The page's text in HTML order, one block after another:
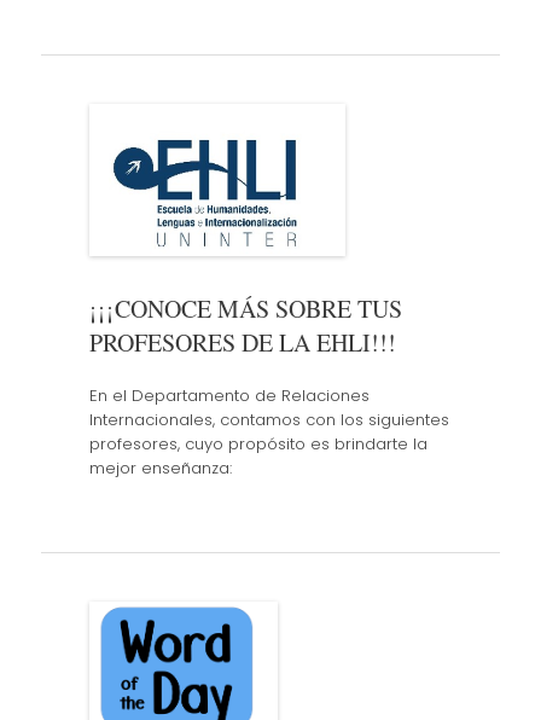
¡¡¡CONOCE MÁS SOBRE TUS
PROFESORES DE LA EHLI!!!
En el Departamento de Relaciones
Internacionales, contamos con los siguientes
profesores, cuyo propósito es brindarte la
mejor enseñanza: